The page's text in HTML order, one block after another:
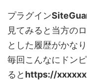
プラグイン
見てみると当方の
とした履歴がかな
毎回こんなにドン
ると https://